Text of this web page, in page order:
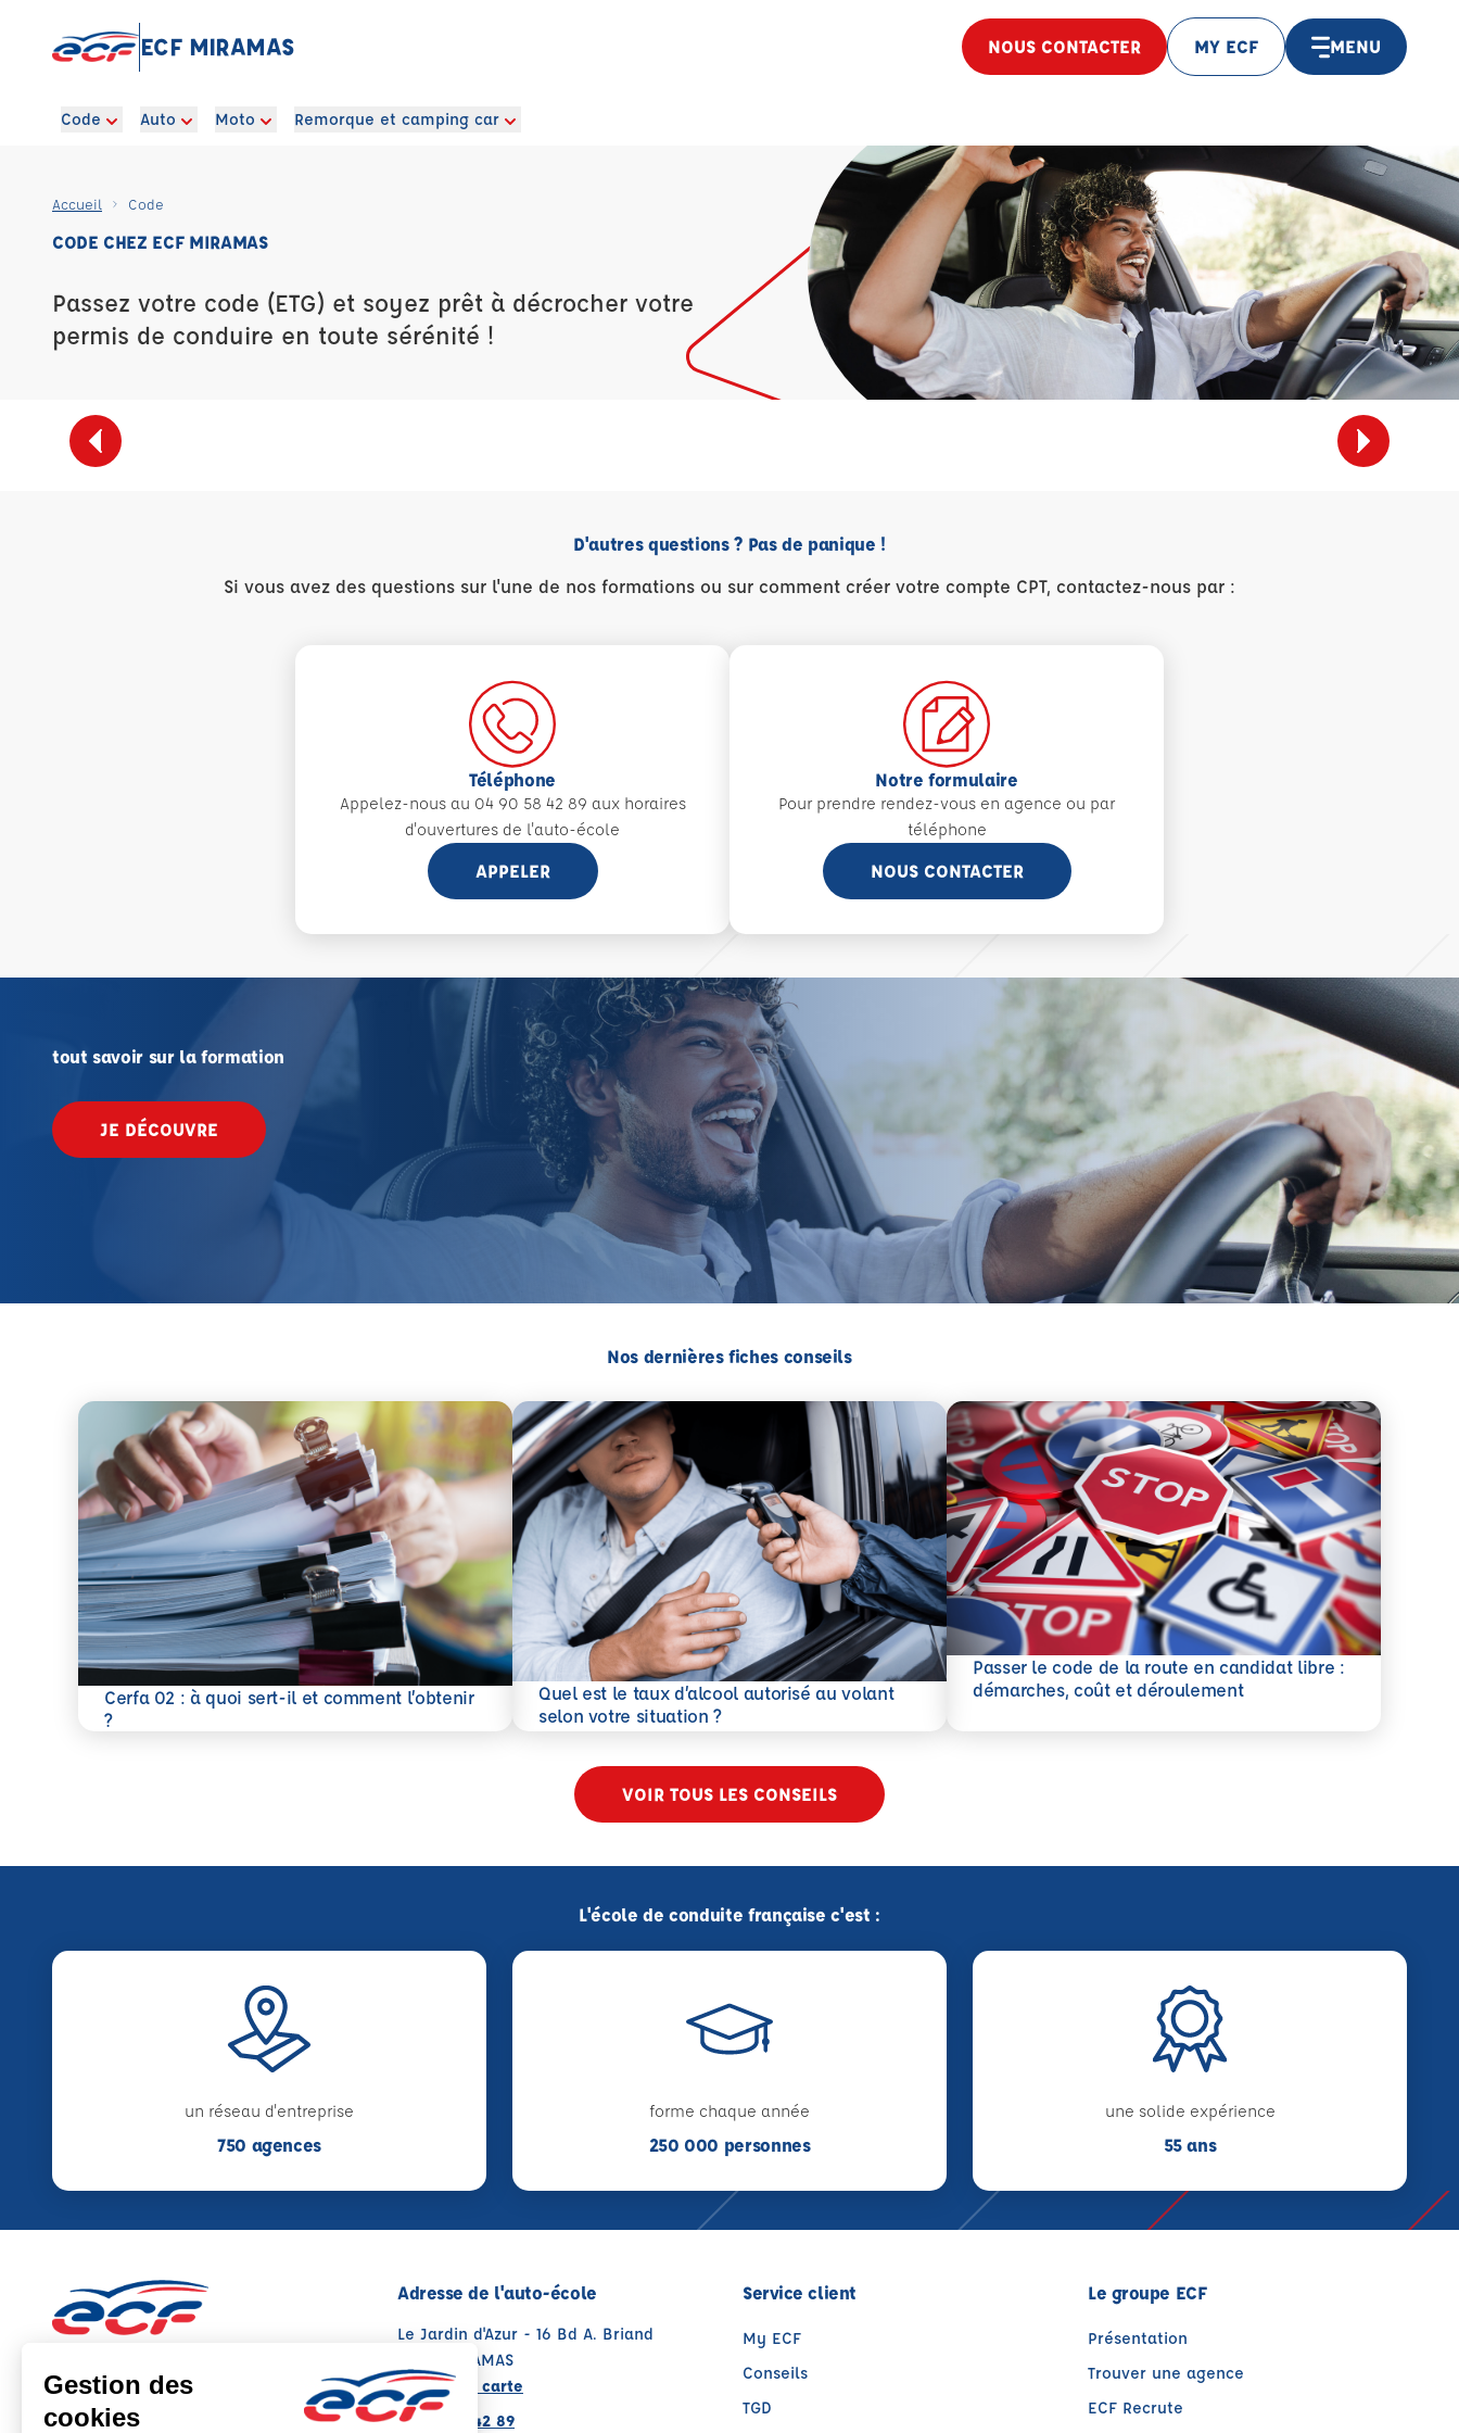
ECF MIRAMAS NOUS CONTACTER MY ECF MENU
Code Auto Moto Remorque et camping car
Accueil Code
CODE CHEZ ECF MIRAMAS
Passez votre code (ETG) et soyez prêt à décrocher votre
permis de conduire en toute sérénité !
D'autres questions ? Pas de panique !
Si vous avez des questions sur l'une de nos formations ou sur comment créer votre compte CPT, contactez-nous par :
Téléphone
Appelez-nous au 04 90 58 42 89 aux horaires
d'ouvertures de l'auto-école
APPELER
Notre formulaire
Pour prendre rendez-vous en agence ou par
téléphone
NOUS CONTACTER
tout savoir sur la formation
JE DÉCOUVRE
Nos dernières fiches conseils
Cerfa 02 : à quoi sert-il et comment l’obtenir
?
En savoir plus
Quel est le taux d’alcool autorisé au volant
selon votre situation ?
En savoir plus
Passer le code de la route en candidat libre :
démarches, coût et déroulement
En savoir plus
VOIR TOUS LES CONSEILS
L'école de conduite française c'est :
un réseau d'entreprise
750 agences
forme chaque année
250 000 personnes
une solide expérience
55 ans
Adresse de l'auto-école
Le Jardin d'Azur - 16 Bd A. Briand
13140 MIRAMAS
Voir sur la carte
04 90 58 42 89
Service client
My ECF
Conseils
TGD
Le groupe ECF
Présentation
Trouver une agence
ECF Recrute